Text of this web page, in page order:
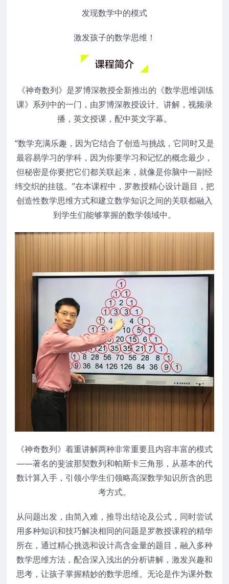
发现数学中的模式
激发孩子的数学思维！
《神奇数列》是罗博深教授全新推出的《数学思维训练
课》系列中的一门，由罗博深教授设计、讲解，视频录
播，英文授课，配中英文字幕。
“数学充满乐趣，因为它结合了创造与挑战，它同时又是
最容易学习的学科，因为你要学习和记忆的概念最少，
但秘密是你要把它们都关联起来，就像是你脑中一副经
纬交织的挂毯。”在本课程中，罗教授精心设计题目，把
创造性数学思维方式和建立数学知识之间的关联都融入
到学生们能够掌握的数学领域中。
《神奇数列》着重讲解两种非常重要且内容丰富的模式
——著名的斐波那契数列和帕斯卡三角形，从基本的代
数计算入手，引领小学生们领略高深数学知识所含的思
考方式。
从问题出发，由简入难，推导出结论及公式，同时尝试
用多种知识和技巧解决相同的问题是罗教授课程的精华
所在，通过精心挑选和设计高含金量的题目，融入多种
数学思维方法，配合深入浅出的分析讲解，激发兴趣和
思考，让孩子掌握精妙的数学思维。无论是作为课外数